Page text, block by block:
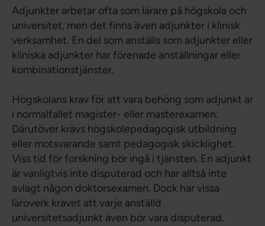
Adjunkter arbetar ofta som lärare på högskola och
universitet, men det finns även adjunkter i klinisk
verksamhet. En del som anställs som adjunkter eller
kliniska adjunkter har förenade anställningar eller
kombinationstjänster.
Högskolans krav för att vara behörig som adjunkt är
i normalfallet magister- eller masterexamen.
Därutöver krävs högskolepedagogisk utbildning
eller motsvarande samt pedagogisk skicklighet.
Viss tid för forskning bör ingå i tjänsten. En adjunkt
är vanligtvis inte disputerad och har alltså inte
avlagt någon doktorsexamen. Dock har vissa
läroverk kravet att varje anställd
universitetsadjunkt även bör vara disputerad.